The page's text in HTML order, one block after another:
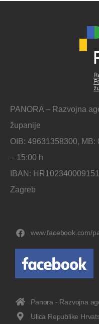
PANORA – Razvojna
županije
OIB: 49631358300,
– 15:00 h
IBAN:
Zagreb
www.facebook.com/
Panora - Razvojna
Ulica Republike